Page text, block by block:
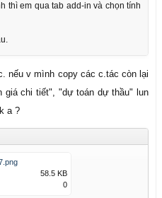
thì em qua tab add-in và chọn tính
nếu v mình copy các c.tác còn lại
giá chi tiết", "dự toán dự thầu" lun
a ?
58.5 KB
0